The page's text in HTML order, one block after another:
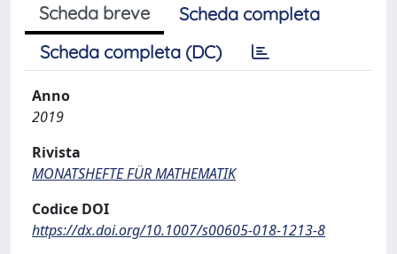
Scheda breve
Scheda completa
Scheda completa (DC)
Anno
2019
Rivista
MONATSHEFTE FÜR MATHEMATIK
Codice DOI
https://dx.doi.org/10.1007/s00605-018-1213-8